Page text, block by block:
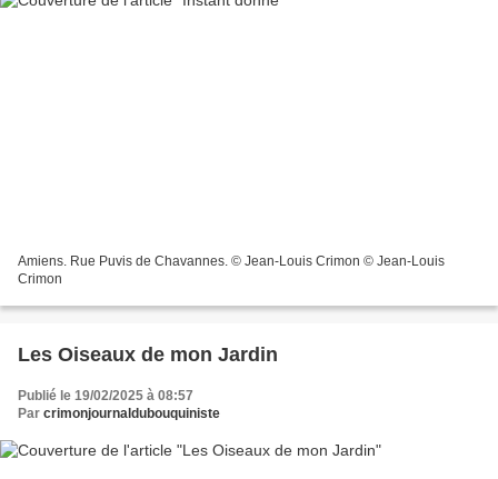
Amiens. Rue Puvis de Chavannes. © Jean-Louis Crimon © Jean-Louis
Crimon
Les Oiseaux de mon Jardin
Publié le 19/02/2025 à 08:57
Par crimonjournaldubouquiniste